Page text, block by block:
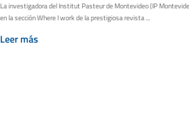
La investigadora del Institut Pasteur de Montevideo (IP
en la sección Where I work de la prestigiosa revista ...
Leer más